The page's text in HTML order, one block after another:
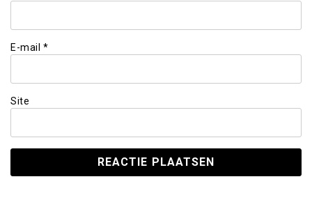
E-mail *
Site